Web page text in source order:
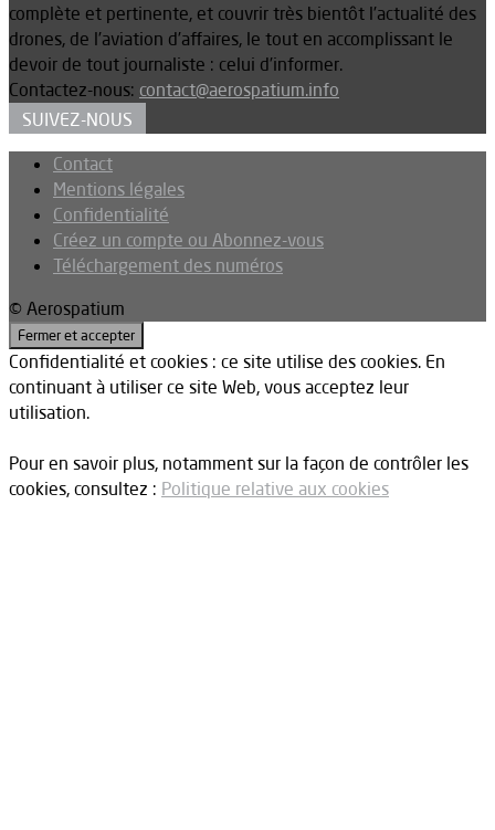
complète et pertinente, et couvrir très bientôt l’actualité des
drones, de l’aviation d’affaires, le tout en accomplissant le
devoir de tout journaliste : celui d’informer.
Contactez-nous: contact@aerospatium.info
SUIVEZ-NOUS
Contact
Mentions légales
Confidentialité
Créez un compte ou Abonnez-vous
Téléchargement des numéros
© Aerospatium
Confidentialité et cookies : ce site utilise des cookies. En
continuant à utiliser ce site Web, vous acceptez leur
utilisation.
Pour en savoir plus, notamment sur la façon de contrôler les
cookies, consultez : Politique relative aux cookies